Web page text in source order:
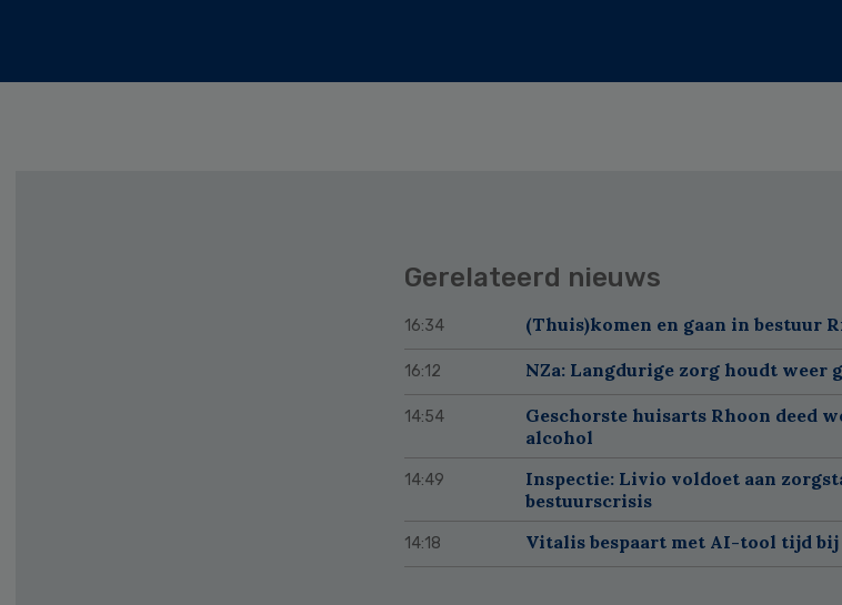
Gerelateerd nieuws
16:34 (Thuis)komen en gaan in bestuur
16:12 NZa: Langdurige zorg houdt weer
14:54
Geschorste huisarts Rhoon deed
alcohol
14:49
Inspectie: Livio voldoet aan
bestuurscrisis
14:18 Vitalis bespaart met AI-tool tijd